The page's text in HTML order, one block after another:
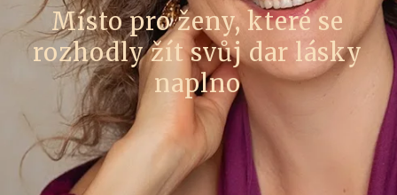
Místo pro ženy, které se
rozhodly žít svůj dar lásky
naplno